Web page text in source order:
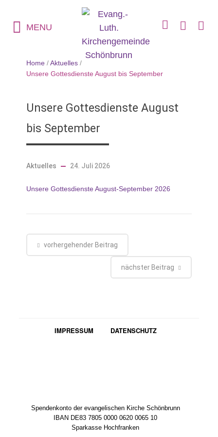
MENU
Home / Aktuelles /
Unsere Gottesdienste August bis September
Unsere Gottesdienste August
bis September
Aktuelles 24. Juli 2026
Unsere Gottesdienste August-September 2026
vorhergehender Beitrag
nächster Beitrag
IMPRESSUM DATENSCHUTZ
Spendenkonto der evangelischen Kirche Schönbrunn
IBAN DE83 7805 0000 0620 0065 10
Sparkasse Hochfranken